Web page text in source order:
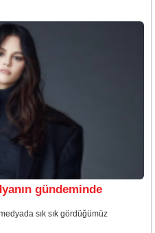
gündeminde
sık sık gördüğümüz